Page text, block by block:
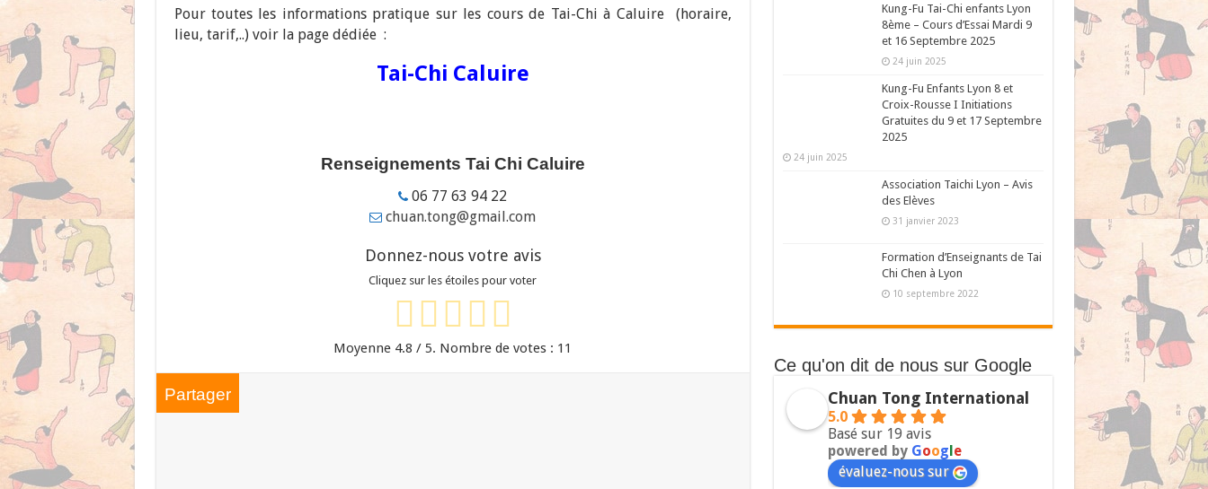
Pour toutes les informations pratique sur les cours de Tai-Chi à Caluire (horaire,
lieu, tarif,..) voir la page dédiée :
Tai-Chi Caluire
Renseignements Tai Chi Caluire
06 77 63 94 22
chuan.tong@gmail.com
Donnez-nous votre avis
Cliquez sur les étoiles pour voter
Moyenne 4.8 / 5. Nombre de votes : 11
Partager
Kung-Fu Tai-Chi enfants Lyon
8ème – Cours d’Essai Mardi 9
et 16 Septembre 2025
24 juin 2025
Kung-Fu Enfants Lyon 8 et
Croix-Rousse I Initiations
Gratuites du 9 et 17 Septembre
2025
24 juin 2025
Association Taichi Lyon – Avis
des Elèves
31 janvier 2023
Formation d’Enseignants de Tai
Chi Chen à Lyon
10 septembre 2022
Ce qu'on dit de nous sur Google
Chuan Tong International
5.0
Basé sur 19 avis
powered by Goog e
évaluez-nous sur